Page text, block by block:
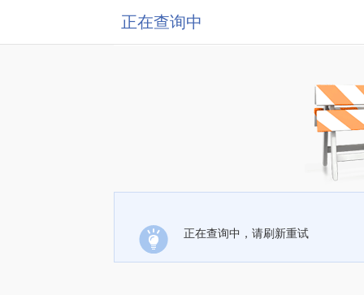
正在查询中
正在查询中，请刷新重试